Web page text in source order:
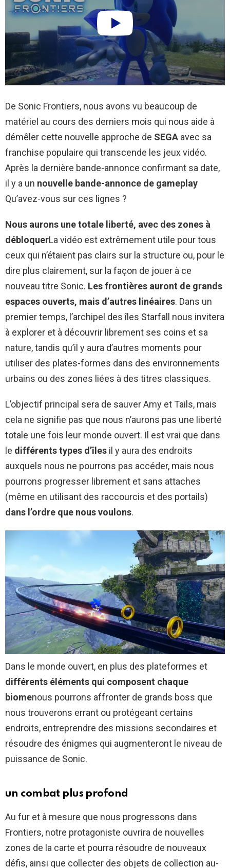
De Sonic Frontiers, nous avons vu beaucoup de
matériel au cours des derniers mois qui nous aide à
démêler cette nouvelle approche de SEGA avec sa
franchise populaire qui transcende les jeux vidéo.
Après la dernière bande-annonce confirmant sa date,
il y a un nouvelle bande-annonce de gameplay
Qu’avez-vous sur ces lignes ?
Nous aurons une totale liberté, avec des zones à
débloquerLa vidéo est extrêmement utile pour tous
ceux qui n’étaient pas clairs sur la structure ou, pour le
dire plus clairement, sur la façon de jouer à ce
nouveau titre Sonic. Les frontières auront de grands
espaces ouverts, mais d’autres linéaires. Dans un
premier temps, l’archipel des îles Starfall nous invitera
à explorer et à découvrir librement ses coins et sa
nature, tandis qu’il y aura d’autres moments pour
utiliser des plates-formes dans des environnements
urbains ou des zones liées à des titres classiques.
L’objectif principal sera de sauver Amy et Tails, mais
cela ne signifie pas que nous n’aurons pas une liberté
totale une fois leur monde ouvert. Il est vrai que dans
le différents types d’îles il y aura des endroits
auxquels nous ne pourrons pas accéder, mais nous
pourrons progresser librement et sans attaches
(même en utilisant des raccourcis et des portails)
dans l’ordre que nous voulons.
Dans le monde ouvert, en plus des plateformes et
différents éléments qui composent chaque
biomenous pourrons affronter de grands boss que
nous trouverons errant ou protégeant certains
endroits, entreprendre des missions secondaires et
résoudre des énigmes qui augmenteront le niveau de
puissance de Sonic.
un combat plus profond
Au fur et à mesure que nous progressons dans
Frontiers, notre protagoniste ouvrira de nouvelles
zones de la carte et pourra résoudre de nouveaux
défis, ainsi que collecter des objets de collection au-